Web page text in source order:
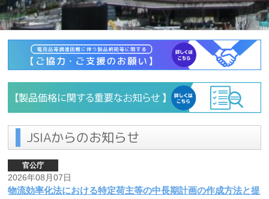
JSIAからのお知らせ
官公庁
2026年08月07日
物流効率化法における特定荷主等の中長期計画の作成方法と提